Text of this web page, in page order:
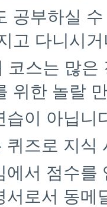
공부하실
고 다니시
코스는 많
위한 놀랄
습이 아닙니
퀴즈로 지식
에서 점수를
서로서 동메